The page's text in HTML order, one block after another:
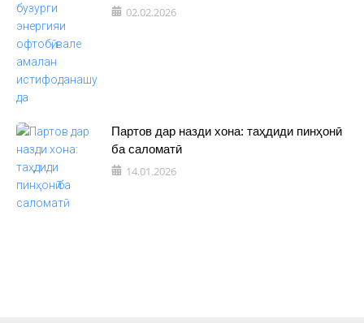
02.02.2026
Партов дар назди хона: таҳдиди пинҳонӣ
ба саломатӣ
14.01.2026